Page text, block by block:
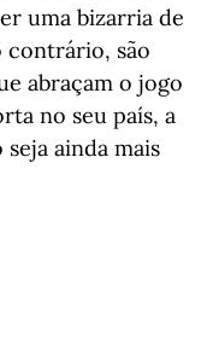
uma bizarria de
contrário, são
abraçam o jogo
no seu país, a
ainda mais